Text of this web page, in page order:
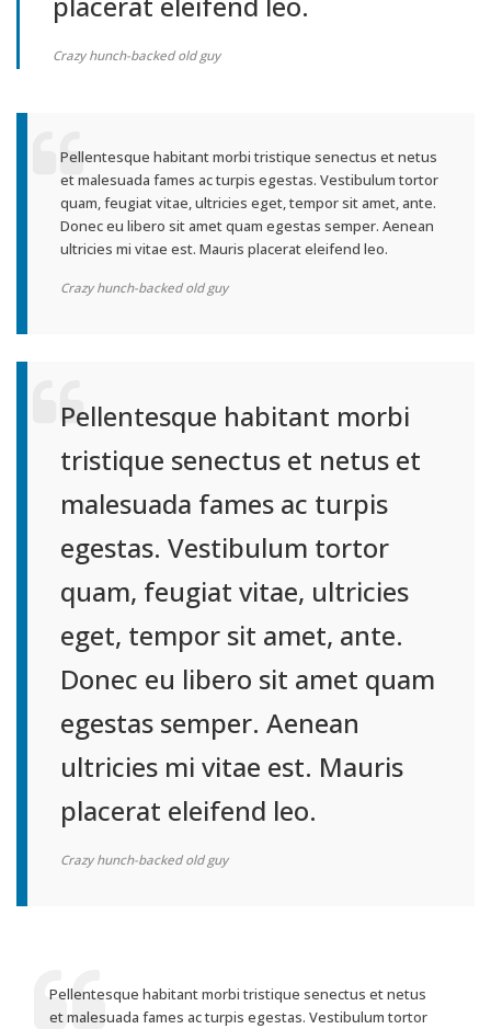
Crazy hunch-backed old guy
Pellentesque habitant morbi tristique senectus et netus
et malesuada fames ac turpis egestas. Vestibulum tortor
quam, feugiat vitae, ultricies eget, tempor sit amet, ante.
Donec eu libero sit amet quam egestas semper. Aenean
ultricies mi vitae est. Mauris placerat eleifend leo.
Crazy hunch-backed old guy
Pellentesque habitant morbi
tristique senectus et netus et
malesuada fames ac turpis
egestas. Vestibulum tortor
quam, feugiat vitae, ultricies
eget, tempor sit amet, ante.
Donec eu libero sit amet quam
egestas semper. Aenean
ultricies mi vitae est. Mauris
placerat eleifend leo.
Crazy hunch-backed old guy
Pellentesque habitant morbi tristique senectus et netus
et malesuada fames ac turpis egestas. Vestibulum tortor